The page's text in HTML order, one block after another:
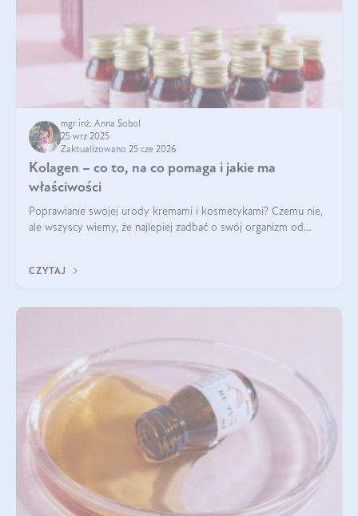
mgr inż. Anna Sobol
25 wrz 2025
Zaktualizowano 25 cze 2026
Kolagen – co to, na co pomaga i jakie ma
właściwości
Poprawianie swojej urody kremami i kosmetykami? Czemu nie,
ale wszyscy wiemy, że najlepiej zadbać o swój organizm od
wysokiej jakości suplem
CZYTAJ